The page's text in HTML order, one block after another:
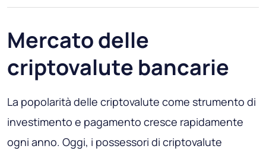
Mercato delle
criptovalute bancarie
La popolarità delle criptovalute come strumento di
investimento e pagamento cresce rapidamente
ogni anno. Oggi, i possessori di criptovalute